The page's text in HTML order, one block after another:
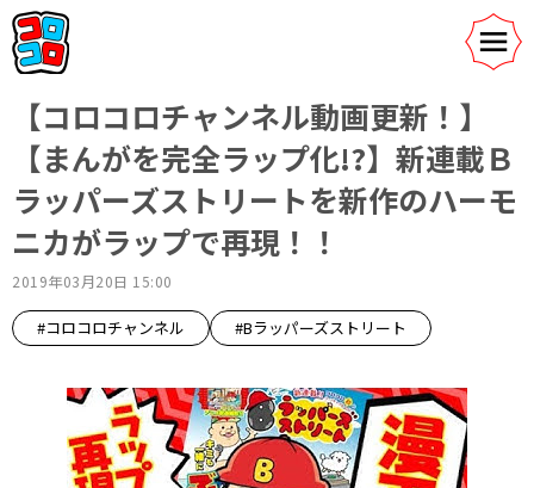
【コロコロチャンネル動画更新！】
【まんがを完全ラップ化!?】新連載Ｂ
ラッパーズストリートを新作のハーモ
ニカがラップで再現！！
2019年03月20日 15:00
#コロコロチャンネル #Bラッパーズストリート